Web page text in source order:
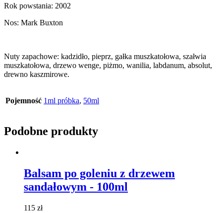
Rok powstania: 2002
Nos: Mark Buxton
Nuty zapachowe: kadzidło, pieprz, gałka muszkatołowa, szałwia
muszkatołowa, drzewo wenge, piżmo, wanilia, labdanum, absolut,
drewno kaszmirowe.
Pojemność 1ml próbka, 50ml
Podobne produkty
Balsam po goleniu z drzewem
sandałowym - 100ml
115 zł